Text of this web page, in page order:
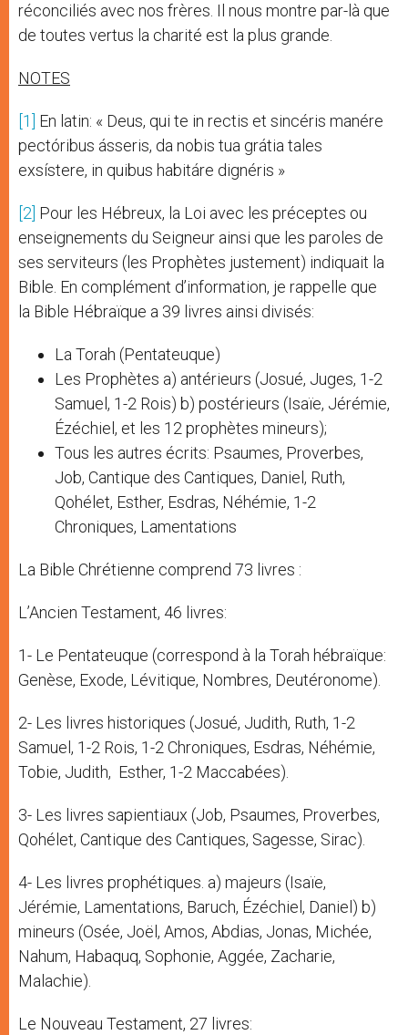
réconciliés avec nos frères. Il nous montre par-là que
de toutes vertus la charité est la plus grande.
NOTES
[1]
En latin: « Deus, qui te in rectis et sincéris manére
pectóribus ásseris, da nobis tua grátia tales
exsístere, in quibus habitáre dignéris »
[2] Pour les Hébreux, la Loi avec les préceptes ou
enseignements du Seigneur ainsi que les paroles de
ses serviteurs (les Prophètes justement) indiquait la
Bible. En complément d’information, je rappelle que
la Bible Hébraïque a 39 livres ainsi divisés:
La Torah (Pentateuque)
Les Prophètes a) antérieurs (Josué, Juges, 1-2
Samuel, 1-2 Rois) b) postérieurs (Isaïe, Jérémie,
Ézéchiel, et les 12 prophètes mineurs);
Tous les autres écrits: Psaumes, Proverbes,
Job, Cantique des Cantiques, Daniel, Ruth,
Qohélet, Esther, Esdras, Néhémie, 1-2
Chroniques, Lamentations
La Bible Chrétienne comprend 73 livres :
L’Ancien Testament, 46 livres:
1- Le Pentateuque (correspond à la Torah hébraïque:
Genèse, Exode, Lévitique, Nombres, Deutéronome).
2- Les livres historiques (Josué, Judith, Ruth, 1-2
Samuel, 1-2 Rois, 1-2 Chroniques, Esdras, Néhémie,
Tobie, Judith, Esther, 1-2 Maccabées).
3- Les livres sapientiaux (Job, Psaumes, Proverbes,
Qohélet, Cantique des Cantiques, Sagesse, Sirac).
4- Les livres prophétiques. a) majeurs (Isaïe,
Jérémie, Lamentations, Baruch, Ézéchiel, Daniel) b)
mineurs (Osée, Joël, Amos, Abdias, Jonas, Michée,
Nahum, Habaquq, Sophonie, Aggée, Zacharie,
Malachie).
Le Nouveau Testament, 27 livres: